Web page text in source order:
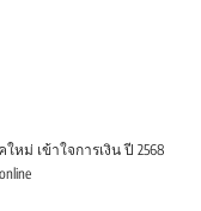
ม่ เข้าใจการเงิน ปี 2568